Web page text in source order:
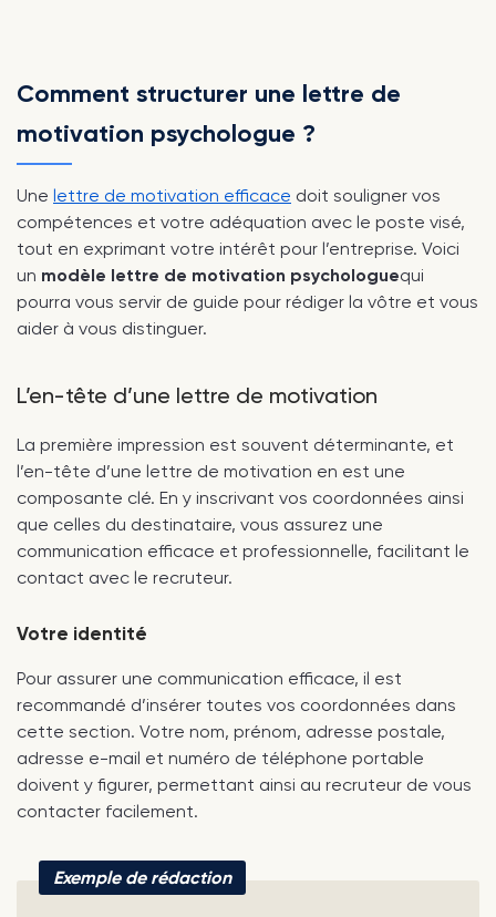
Comment structurer une lettre de
motivation psychologue ?
Une lettre de motivation efficace doit souligner vos
compétences et votre adéquation avec le poste visé,
tout en exprimant votre intérêt pour l’entreprise. Voici
un modèle lettre de motivation psychologuequi
pourra vous servir de guide pour rédiger la vôtre et vous
aider à vous distinguer.
L’en-tête d’une lettre de motivation
La première impression est souvent déterminante, et
l’en-tête d’une lettre de motivation en est une
composante clé. En y inscrivant vos coordonnées ainsi
que celles du destinataire, vous assurez une
communication efficace et professionnelle, facilitant le
contact avec le recruteur.
Votre identité
Pour assurer une communication efficace, il est
recommandé d’insérer toutes vos coordonnées dans
cette section. Votre nom, prénom, adresse postale,
adresse e-mail et numéro de téléphone portable
doivent y figurer, permettant ainsi au recruteur de vous
contacter facilement.
Exemple de rédaction